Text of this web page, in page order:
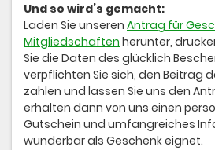
Und so wird’s gemacht:
Laden Sie unseren Antrag für
Mitgliedschaften herunter,
Sie die Daten des glücklich
verpflichten Sie sich, den Beitrag
zahlen und lassen Sie uns den
erhalten dann von uns einen
Gutschein und umfangreiches
wunderbar als Geschenk eignet.